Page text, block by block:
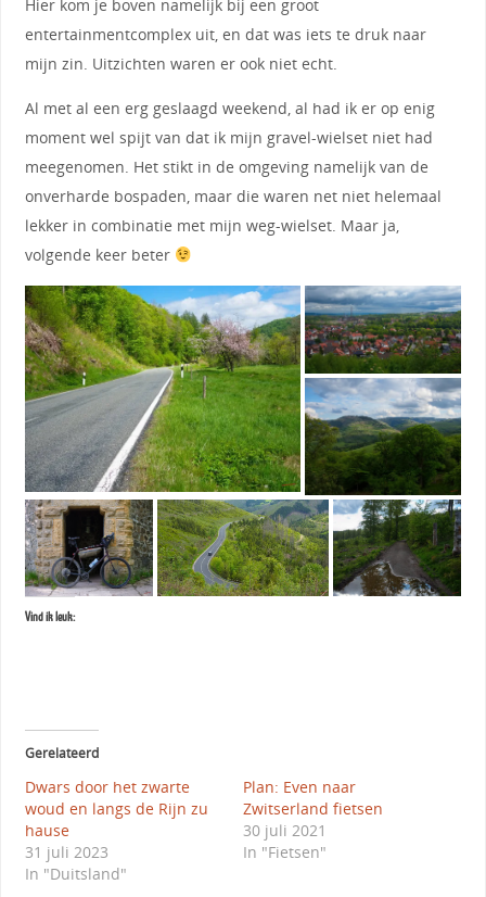
Hier kom je boven namelijk bij een groot
entertainmentcomplex uit, en dat was iets te druk naar
mijn zin. Uitzichten waren er ook niet echt.
Al met al een erg geslaagd weekend, al had ik er op enig
moment wel spijt van dat ik mijn gravel-wielset niet had
meegenomen. Het stikt in de omgeving namelijk van de
onverharde bospaden, maar die waren net niet helemaal
lekker in combinatie met mijn weg-wielset. Maar ja,
volgende keer beter
Vind ik leuk:
Gerelateerd
Dwars door het zwarte
woud en langs de Rijn zu
hause
31 juli 2023
In "Duitsland"
Plan: Even naar
Zwitserland fietsen
30 juli 2021
In "Fietsen"